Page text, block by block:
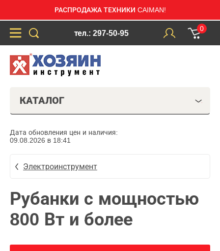
РАСПРОДАЖА ТЕХНИКИ CAIMAN!
тел.: 297-50-95
0
КАТАЛОГ
Дата обновления цен и наличия:
09.08.2026 в 18:41
Электроинструмент
Рубанки с мощностью
800 Вт и более